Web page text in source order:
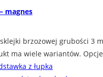
magnes
brzozowej grubości 3
ma wiele wariantów.